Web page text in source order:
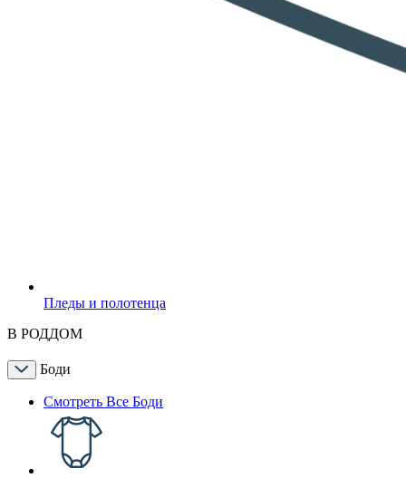
Пледы и полотенца
В РОДДОМ
Боди
Смотреть Все Боди